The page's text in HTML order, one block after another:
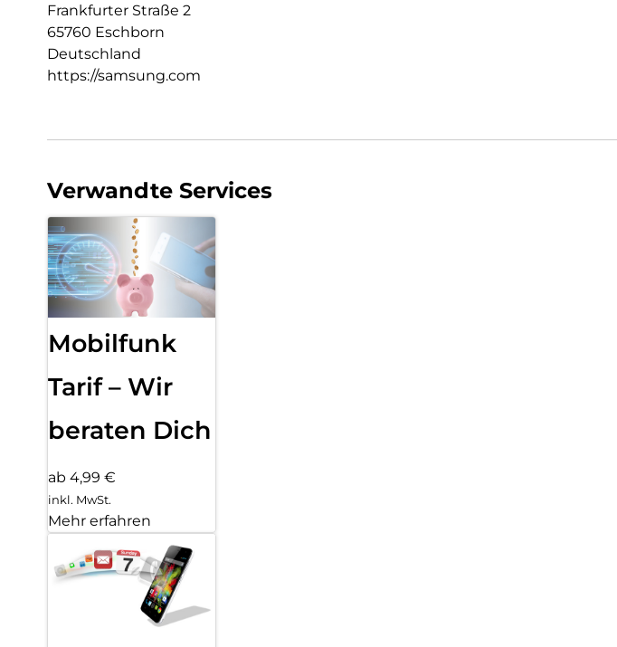
Frankfurter Straße 2
65760 Eschborn
Deutschland
https://samsung.com
Verwandte Services
Mobilfunk
Tarif – Wir
beraten Dich
ab 4,99 €
inkl. MwSt.
Mehr erfahren